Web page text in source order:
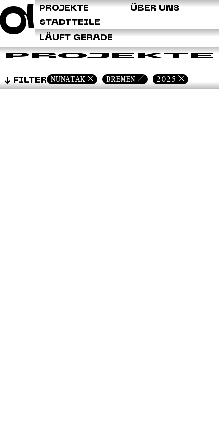
ÜBER UNS
PROJEKTE
STADTTEILE
LÄUFT GERADE
PROJEKTE
FILTER NUNATAK BREMEN 2025